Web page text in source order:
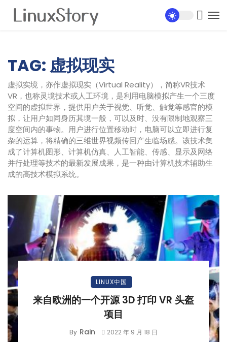
TAG: 虚拟现实
虚拟实境，亦作虚拟现实（Virtual Reality），简称VR技术
VR，也称灵境技术或人工环境，是利用电脑模拟产生一个三度
空间的虚拟世界，提供用户关于视觉、听觉、触觉等感官的模
拟，让用户如同身历其境一般，可以及时、没有限制地观察三
度空间内的事物。用户进行位置移动时，电脑可以立即进行复
杂的运算，将精确的三维世界视频传回产生临场感。该技术集
成了计算机图形、计算机仿真、人工智能、传感、显示及网络
并行处理等技术的最新发展成果，是一种由计算机技术辅助生
成的高技术模拟系统。
LINUX中国
来自欧洲的一个开源 3D 打印 VR 头盔
项目
By Rain 2022 年 9 月 18 日